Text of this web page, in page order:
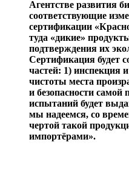
Агентстве развития
соответствующие
сертификации
туда «дикие»
подтверждения их
Сертификация будет
частей: 1) инспекция
чистоты места
и безопасности самой
испытаний будет
мы надеемся, со
чертой такой
импортёрами».